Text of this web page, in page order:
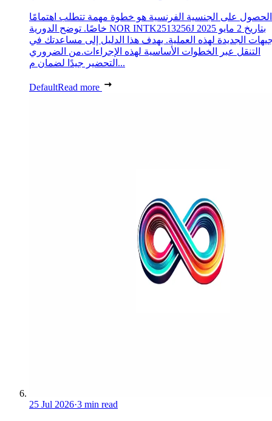
الحصول على الجنسية الفرنسية هو خطوة مهمة تتطلب اهتمامًا
خاصًا. توضح الدورية NOR INTK2513256J بتاريخ 2 مايو 2025
الجديدة لهذه العملية. يهدف هذا الدليل إلى مساعدتك في
التنقل عبر الخطوات الأساسية لهذه الإجراءات.من الضروري
التحضير جيدًا لضمان م...
DefaultRead more
25 Jul 2026·3 min read